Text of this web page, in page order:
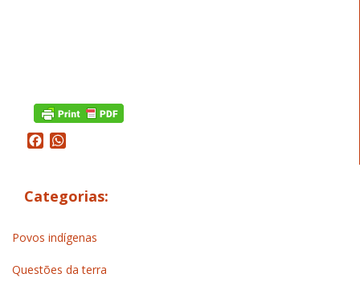
Facebook
Categorias:
Povos indígenas
Questões da terra